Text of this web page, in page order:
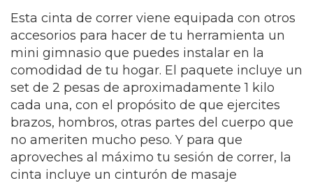
Esta cinta de correr viene equipada con otros
accesorios para hacer de tu herramienta un
mini gimnasio que puedes instalar en la
comodidad de tu hogar. El paquete incluye un
set de 2 pesas de aproximadamente 1 kilo
cada una, con el propósito de que ejercites
brazos, hombros, otras partes del cuerpo que
no ameriten mucho peso. Y para que
aproveches al máximo tu sesión de correr, la
cinta incluye un cinturón de masaje